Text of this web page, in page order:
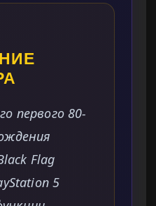
первого 80-
Flag
5